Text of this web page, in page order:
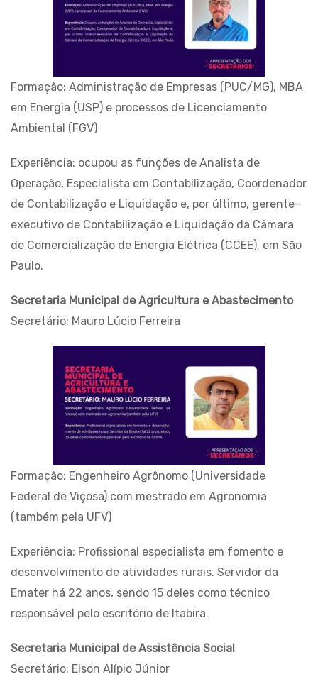
Formação: Administração de Empresas (PUC/MG), MBA
em Energia (USP) e processos de Licenciamento
Ambiental (FGV)
Experiência: ocupou as funções de Analista de
Operação, Especialista em Contabilização, Coordenador
de Contabilização e Liquidação e, por último, gerente-
executivo de Contabilização e Liquidação da Câmara
de Comercialização de Energia Elétrica (CCEE), em São
Paulo.
Secretaria Municipal de Agricultura e Abastecimento
Secretário: Mauro Lúcio Ferreira
Formação: Engenheiro Agrônomo (Universidade
Federal de Viçosa) com mestrado em Agronomia
(também pela UFV)
Experiência: Profissional especialista em fomento e
desenvolvimento de atividades rurais. Servidor da
Emater há 22 anos, sendo 15 deles como técnico
responsável pelo escritório de Itabira.
Secretaria Municipal de Assistência Social
Secretário: Elson Alípio Júnior